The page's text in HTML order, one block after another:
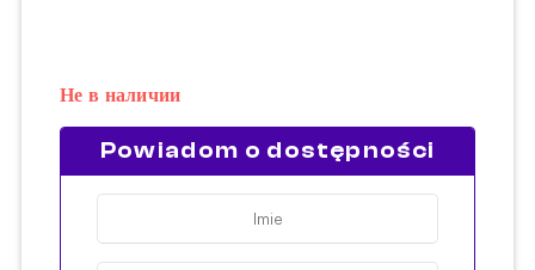
Не в наличии
Powiadom o dostępności